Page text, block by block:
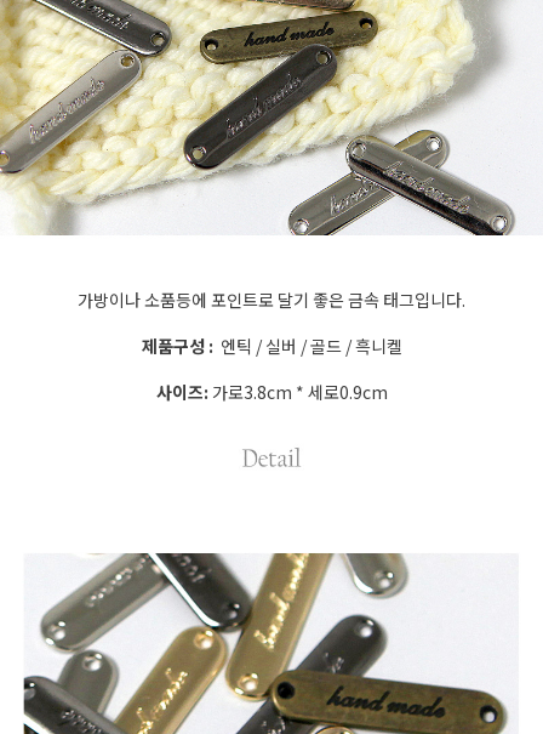
가방이나 소품등에 포인트로 달기 좋은 금속 태그입니다.
제품구성 : 엔틱 / 실버 / 골드 / 흑니켈
사이즈: 가로3.8cm * 세로0.9cm